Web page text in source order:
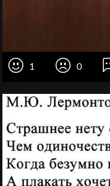
1 0